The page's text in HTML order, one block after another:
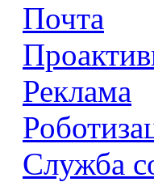
Почта
Реклама
Служба